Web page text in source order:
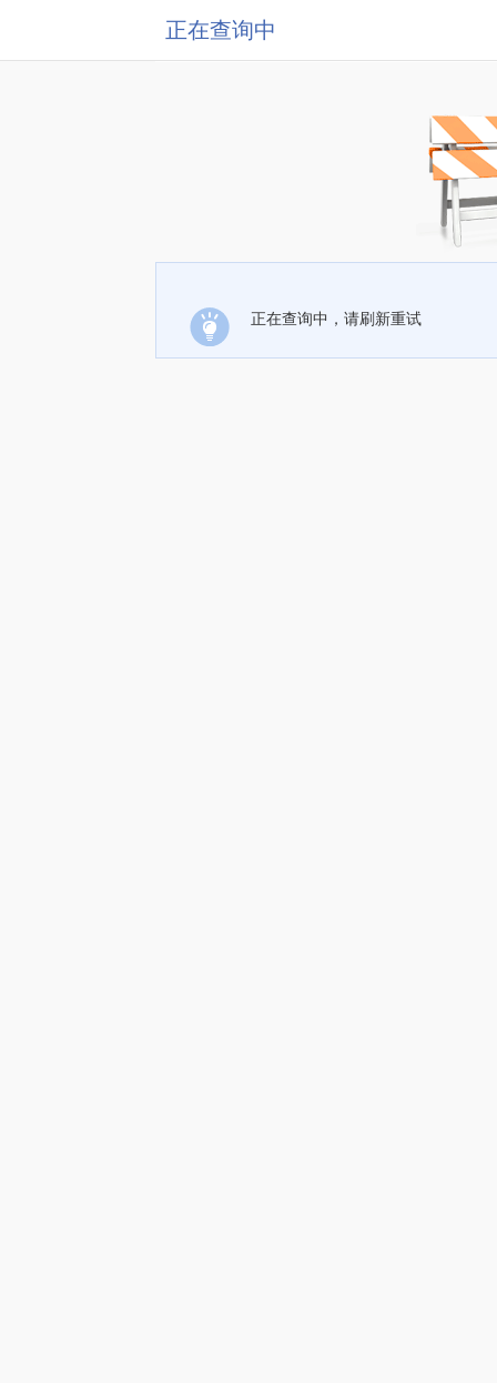
正在查询中
正在查询中，请刷新重试